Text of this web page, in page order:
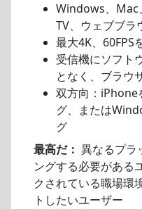
Windows、Mac
TV、ウェブブラ
最大4K、60FPS
受信機にソフト
となく、ブラウ
双方向：iPhone
グ、または
グ
最高だ： 異なるプラ
ングする必要がある
クされている職場環
トしたいユーザー